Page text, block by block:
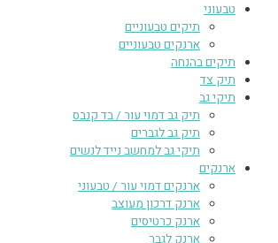
טבעוני
תיקים טבעוניים
ארנקים טבעוניים
תיקים בהנחה
תיק צד
תיקי גב
תיק גב דמוי עור / בד קנבס
תיק גב לגברים
תיקי גב למחשב נייד לנשים
ארנקים
ארנקים דמוי עור / טבעוני
ארנק דרכון מעוצב
ארנק כרטיסים